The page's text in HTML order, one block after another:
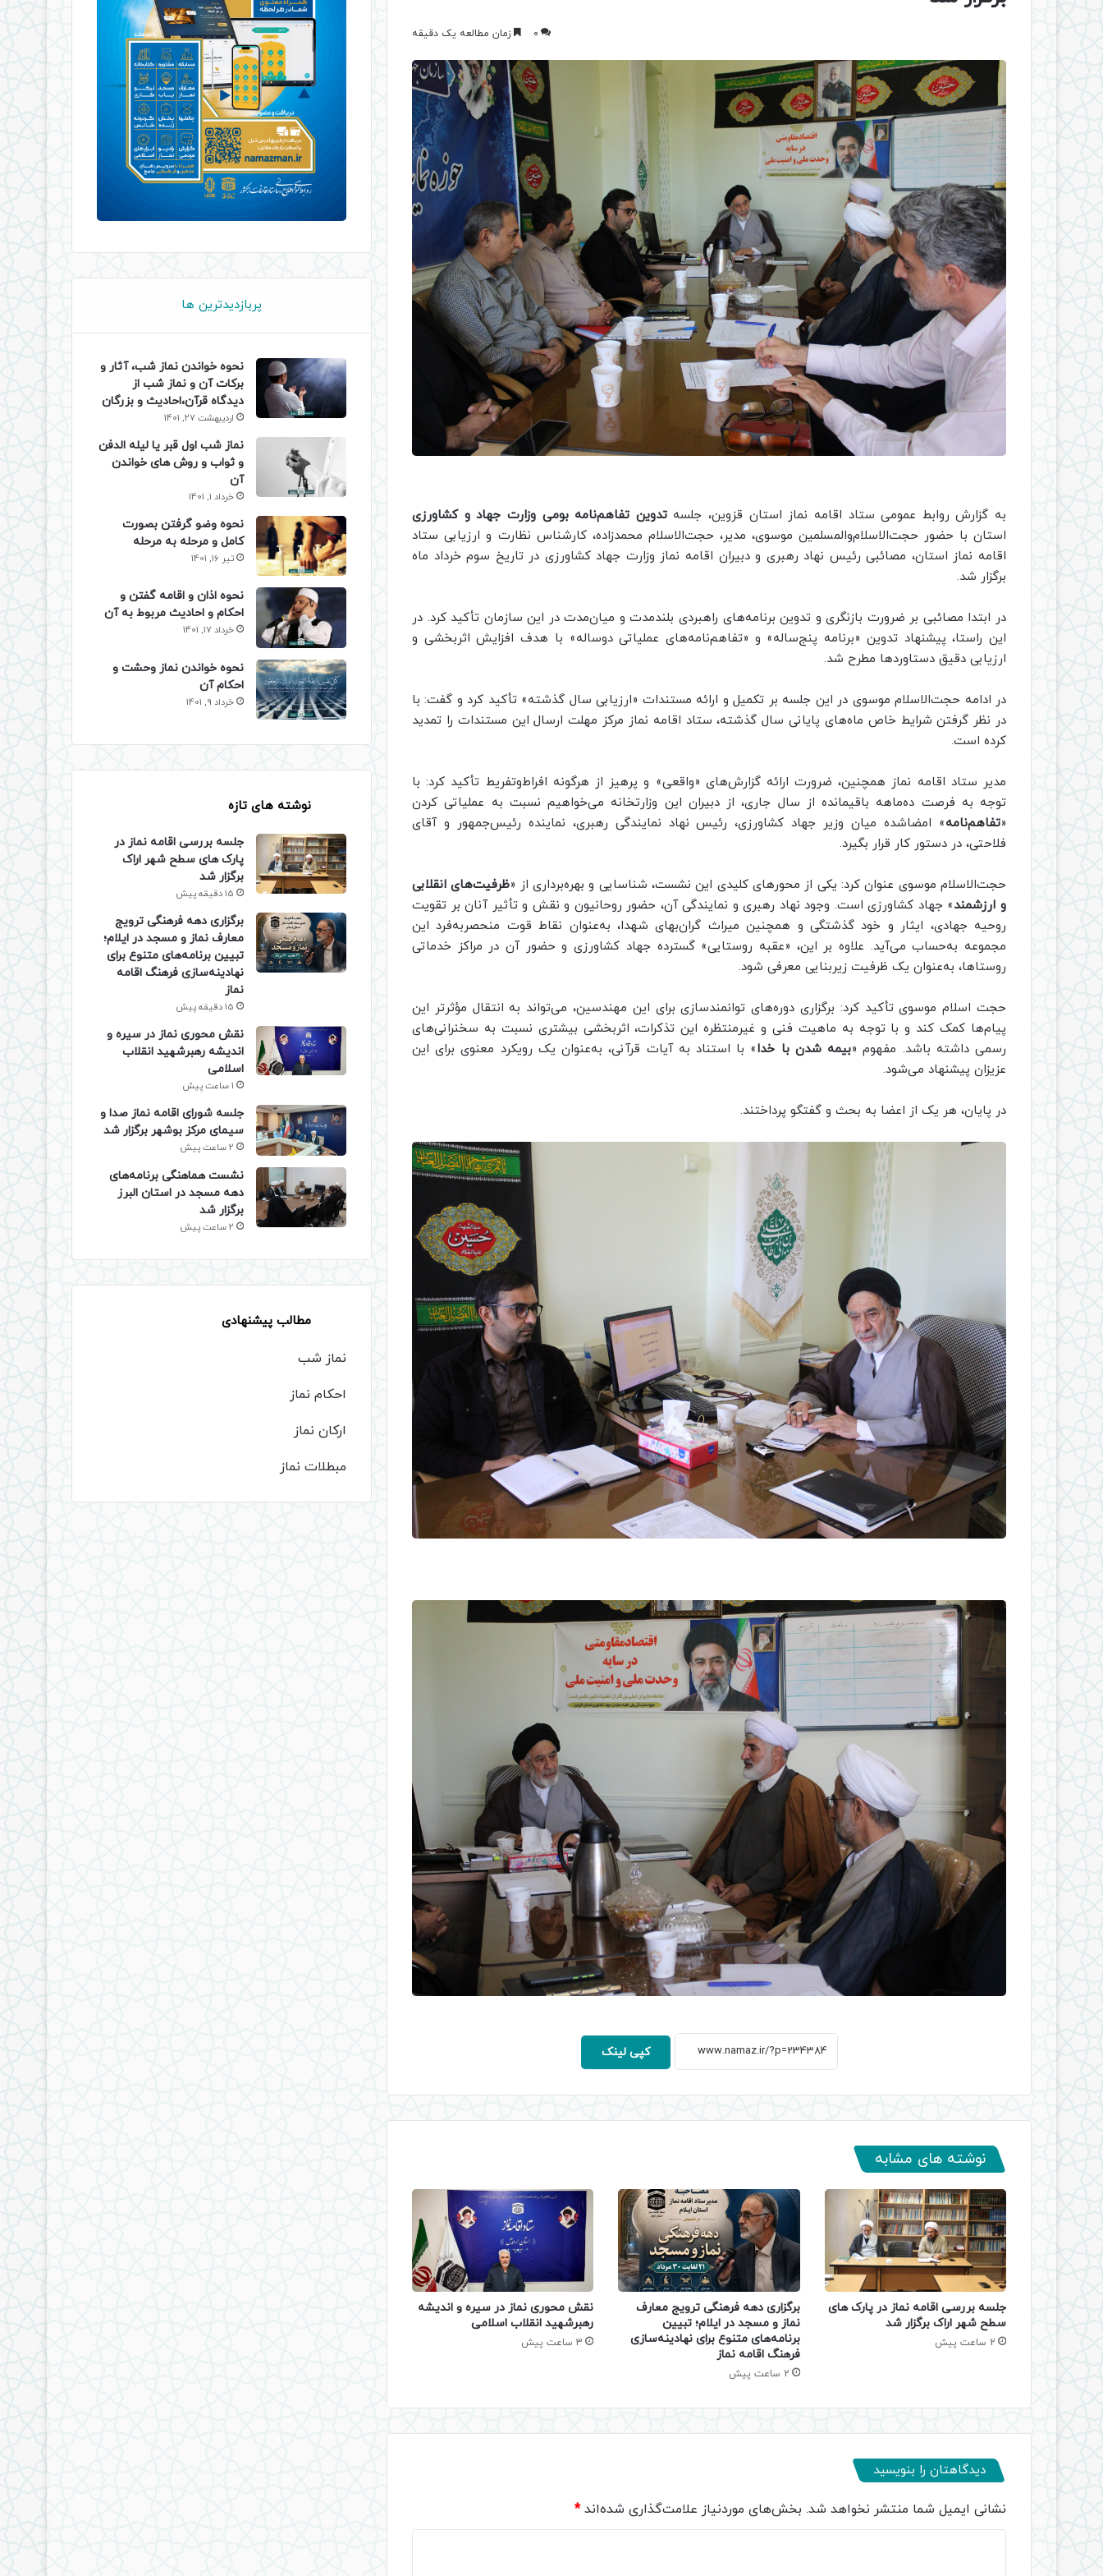
0 زمان مطالعه یک دقیقه
به گزارش روابط عمومی ستاد اقامه نماز استان قزوین، جلسهتدوین تفاهم‌نامه بومی وزارت جهاد و کشاورزی
استان با حضور حجت‌الاسلام‌والمسلمین موسوی، مدیر، حجت‌الاسلام محمدزاده، کارشناس نظارت و ارزیابی ستاد
اقامه نماز استان، مصائبی رئیس نهاد رهبری و دبیران اقامه نماز وزارت جهاد کشاورزی در تاریخ سوم خرداد ماه
برگزار شد.
در ابتدا مصائبی بر ضرورت بازنگری و تدوین برنامه‌های راهبردی بلندمدت و میان‌مدت در این سازمان تأکید کرد. در
این راستا، پیشنهاد تدوین «برنامه پنج‌ساله» و «تفاهم‌نامه‌های عملیاتی دوساله» با هدف افزایش اثربخشی و
ارزیابی دقیق دستاوردها مطرح شد.
در ادامه حجت‌الاسلام موسوی در این جلسه بر تکمیل و ارائه مستندات «ارزیابی سال گذشته» تأکید کرد و گفت: با
در نظر گرفتن شرایط خاص ماه‌های پایانی سال گذشته، ستاد اقامه نماز مرکز مهلت ارسال این مستندات را تمدید
کرده است.
مدیر ستاد اقامه نماز همچنین، ضرورت ارائه گزارش‌های «واقعی» و پرهیز از هرگونه افراط‌وتفریط تأکید کرد: با
توجه به فرصت ده‌ماهه باقیمانده از سال جاری، از دبیران این وزارتخانه می‌خواهیم نسبت به عملیاتی کردن
«تفاهم‌نامه» امضاشده میان وزیر جهاد کشاورزی، رئیس نهاد نمایندگی رهبری، نماینده رئیس‌جمهور و آقای
فلاحتی، در دستور کار قرار بگیرد.
حجت‌الاسلام موسوی عنوان کرد: یکی از محورهای کلیدی این نشست، شناسایی و بهره‌برداری از «ظرفیت‌های انقلابی
و ارزشمند» جهاد کشاورزی است. وجود نهاد رهبری و نمایندگی آن، حضور روحانیون و نقش و تأثیر آنان بر تقویت
روحیه جهادی، ایثار و خود گذشتگی و همچنین میراث گران‌بهای شهدا، به‌عنوان نقاط قوت منحصربه‌فرد این
مجموعه به‌حساب می‌آید. علاوه بر این، «عقبه روستایی» گسترده جهاد کشاورزی و حضور آن در مراکز خدماتی
روستاها، به‌عنوان یک ظرفیت زیربنایی معرفی شود.
حجت اسلام موسوی تأکید کرد: برگزاری دوره‌های توانمندسازی برای این مهندسین، می‌تواند به انتقال مؤثرتر این
پیام‌ها کمک کند و با توجه به ماهیت فنی و غیرمنتظره این تذکرات، اثربخشی بیشتری نسبت به سخنرانی‌های
رسمی داشته باشد. مفهوم «بیمه شدن با خدا» با استناد به آیات قرآنی، به‌عنوان یک رویکرد معنوی برای این
عزیزان پیشنهاد می‌شود.
در پایان، هر یک از اعضا به بحث و گفتگو پرداختند.
کپی لینک
نوشته های مشابه
جلسه بررسی اقامه نماز در پارک های
سطح شهر اراک برگزار شد
2 ساعت پیش
برگزاری دهه فرهنگی ترویج معارف
نماز و مسجد در ایلام؛ تبیین
برنامه‌های متنوع برای نهادینه‌سازی
فرهنگ اقامه نماز
2 ساعت پیش
نقش محوری نماز در سیره و اندیشه
رهبرشهید انقلاب اسلامی
3 ساعت پیش
دیدگاهتان را بنویسید
نشانی ایمیل شما منتشر نخواهد شد. بخش‌های موردنیاز علامت‌گذاری شده‌اند*
پربازدیدترین ها
نحوه خواندن نماز شب، آثار و
برکات آن و نماز شب از
دیدگاه قرآن،احادیث و بزرگان
اردیبهشت 27, 1401
نماز شب اول قبر یا لیله الدفن
و ثواب و روش های خواندن
آن
خرداد 1, 1401
نحوه وضو گرفتن بصورت
کامل و مرحله به مرحله
تیر 16, 1401
نحوه اذان و اقامه گفتن و
احکام و احادیث مربوط به آن
خرداد 17, 1401
نحوه خواندن نماز وحشت و
احکام آن
خرداد 9, 1401
نوشته های تازه
جلسه بررسی اقامه نماز در
پارک های سطح شهر اراک
برگزار شد
15 دقیقه پیش
برگزاری دهه فرهنگی ترویج
معارف نماز و مسجد در ایلام؛
تبیین برنامه‌های متنوع برای
نهادینه‌سازی فرهنگ اقامه
نماز
15 دقیقه پیش
نقش محوری نماز در سیره و
اندیشه رهبرشهید انقلاب
اسلامی
1 ساعت پیش
جلسه شورای اقامه نماز صدا و
سیمای مرکز بوشهر برگزار شد
2 ساعت پیش
نشست هماهنگی برنامه‌های
دهه مسجد در استان البرز
برگزار شد
2 ساعت پیش
مطالب پیشنهادی
نماز شب
احکام نماز
ارکان نماز
مبطلات نماز